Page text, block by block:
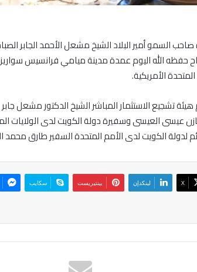
السمو أمير البلاد الشيخ مشعل الأحمد الجابر
حفظه الله اليوم عمدة مدينة ميامي فرانسيس
الأمريكية.
تشجيع الاستثمار المباشر الشيخ الدكتور مشعل
عيسى العيسى وسفيرة دولة الكويت لدى الولايات
لدولة الكويت لدى الأمم المتحدة السفير طارق محمد
‫X لينكدإن بينتيريست سكايب